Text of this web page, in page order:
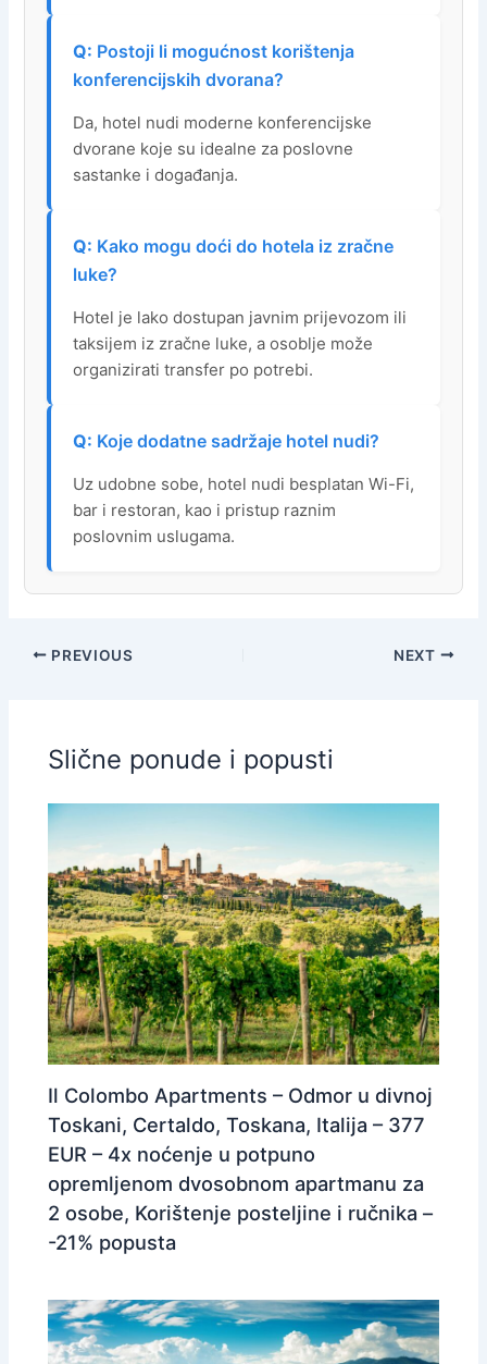
Postoji li mogućnost korištenja
konferencijskih dvorana?
Da, hotel nudi moderne konferencijske
dvorane koje su idealne za poslovne
sastanke i događanja.
Kako mogu doći do hotela iz zračne
luke?
Hotel je lako dostupan javnim prijevozom ili
taksijem iz zračne luke, a osoblje može
organizirati transfer po potrebi.
Koje dodatne sadržaje hotel nudi?
Uz udobne sobe, hotel nudi besplatan Wi-Fi,
bar i restoran, kao i pristup raznim
poslovnim uslugama.
PREVIOUS NEXT
Slične ponude i popusti
Il Colombo Apartments – Odmor u divnoj
Toskani, Certaldo, Toskana, Italija – 377
EUR – 4x noćenje u potpuno
opremljenom dvosobnom apartmanu za
2 osobe, Korištenje posteljine i ručnika –
-21% popusta